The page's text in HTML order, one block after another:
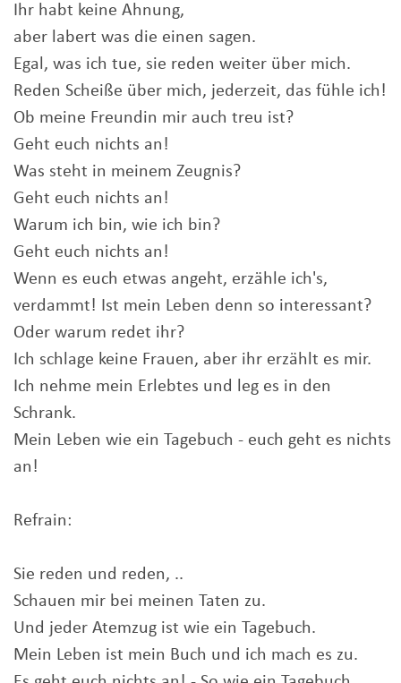
Ihr habt keine Ahnung,
aber labert was die einen sagen.
Egal, was ich tue, sie reden weiter über mich.
Reden Scheiße über mich, jederzeit, das fühle ich!
Ob meine Freundin mir auch treu ist?
Geht euch nichts an!
Was steht in meinem Zeugnis?
Geht euch nichts an!
Warum ich bin, wie ich bin?
Geht euch nichts an!
Wenn es euch etwas angeht, erzähle ich's,
verdammt! Ist mein Leben denn so interessant?
Oder warum redet ihr?
Ich schlage keine Frauen, aber ihr erzählt es mir.
Ich nehme mein Erlebtes und leg es in den
Schrank.
Mein Leben wie ein Tagebuch - euch geht es nichts
an!
Refrain:
Sie reden und reden, ..
Schauen mir bei meinen Taten zu.
Und jeder Atemzug ist wie ein Tagebuch.
Mein Leben ist mein Buch und ich mach es zu.